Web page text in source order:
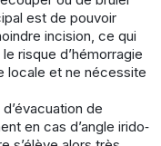
est de pouvoir
incision, ce qui
risque d’hémorragie
locale et ne nécessite
de
en cas d’angle irido‐